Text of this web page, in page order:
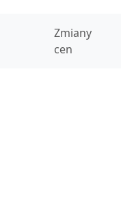
Zmiany
cen